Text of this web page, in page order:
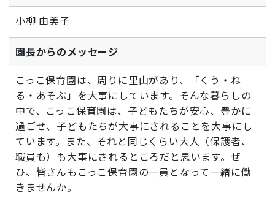
小柳 由美子
園長からのメッセージ
こっこ保育園は、周りに里山があり、「くう・ね
る・あそぶ」を大事にしています。そんな暮らしの
中で、こっこ保育園は、子どもたちが安心、豊かに
過ごせ、子どもたちが大事にされることを大事にし
ています。また、それと同じくらい大人（保護者、
職員も）も大事にされるところだと思います。ぜ
ひ、皆さんもこっこ保育園の一員となって一緒に働
きませんか。